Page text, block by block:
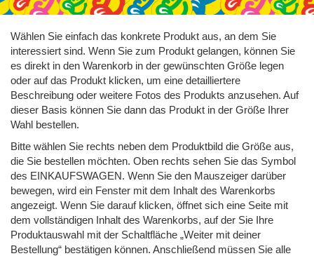
Wählen Sie einfach das konkrete Produkt aus, an dem Sie
interessiert sind. Wenn Sie zum Produkt gelangen, können Sie
es direkt in den Warenkorb in der gewünschten Größe legen
oder auf das Produkt klicken, um eine detailliertere
Beschreibung oder weitere Fotos des Produkts anzusehen. Auf
dieser Basis können Sie dann das Produkt in der Größe Ihrer
Wahl bestellen.
Bitte wählen Sie rechts neben dem Produktbild die Größe aus,
die Sie bestellen möchten. Oben rechts sehen Sie das Symbol
des EINKAUFSWAGEN. Wenn Sie den Mauszeiger darüber
bewegen, wird ein Fenster mit dem Inhalt des Warenkorbs
angezeigt. Wenn Sie darauf klicken, öffnet sich eine Seite mit
dem vollständigen Inhalt des Warenkorbs, auf der Sie Ihre
Produktauswahl mit der Schaltfläche „Weiter mit deiner
Bestellung“ bestätigen können. Anschließend müssen Sie alle